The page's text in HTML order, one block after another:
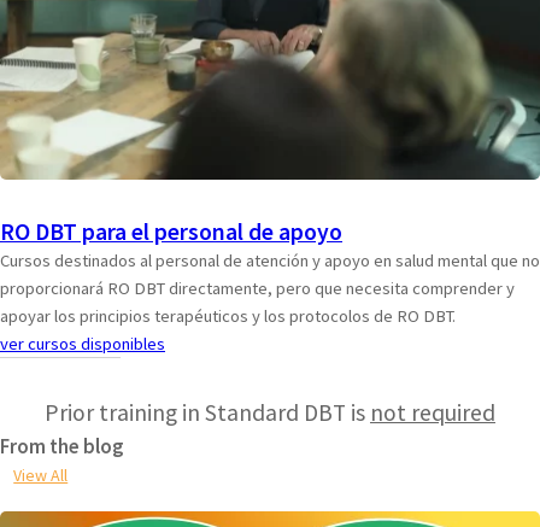
RO DBT para el personal de apoyo
Cursos destinados al personal de atención y apoyo en salud mental que no
proporcionará RO DBT directamente, pero que necesita comprender y
apoyar los principios terapéuticos y los protocolos de RO DBT.
ver cursos disponibles
Prior training in Standard DBT is not required
From the blog
View All